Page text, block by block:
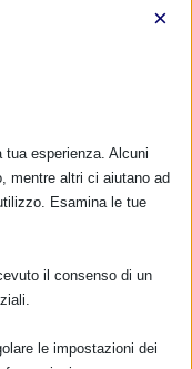
×
esperienza. Alcuni
mentre altri ci aiutano ad
Esamina le tue
il consenso di un
le impostazioni dei